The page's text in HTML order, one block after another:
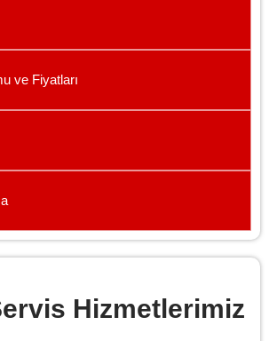
ve Fiyatları
Hizmetlerimiz